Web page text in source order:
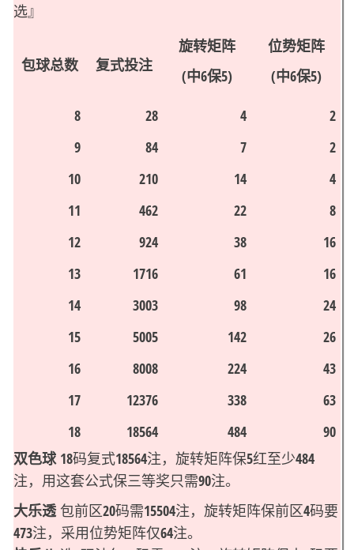
选』
包球总数 复式投注
旋转矩阵
(中6保5)
位势矩阵
(中6保5)
8 28 4
2
9
84 7
2
10
210 14
4
11
462 22
8
12
924 38
16
13
1716 61
16
14
3003 98
24
15
5005 142
26
16
8008 224
43
17
12376 338
63
18
18564 484
90
双色球 18码复式18564注，旋转矩阵保5红至少484
注，用这套公式保三等奖只需90注。
大乐透包前区20码需15504注，旋转矩阵保前区4码要
473注，采用位势矩阵仅64注。